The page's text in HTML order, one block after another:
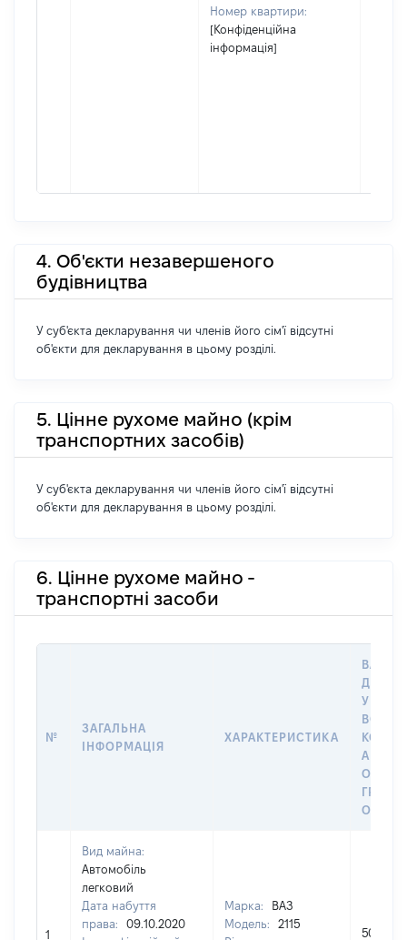
Номер квартири:
[Конфіденційна
інформація]
4. Об'єкти незавершеного
будівництва
У суб'єкта декларування чи членів його сім'ї відсутні
об'єкти для декларування в цьому розділі.
5. Цінне рухоме майно (крім
транспортних засобів)
У суб'єкта декларування чи членів його сім'ї відсутні
об'єкти для декларування в цьому розділі.
6. Цінне рухоме майно -
транспортні засоби
№
ЗАГАЛЬНА
ІНФОРМАЦІЯ
ХАРАКТЕРИСТИКА
ДАТУ
У
АБО
1
Вид майна:
Автомобіль
легковий
Дата набуття
права:
09.10.2020
Марка:
ВАЗ
Модель:
2115
50000